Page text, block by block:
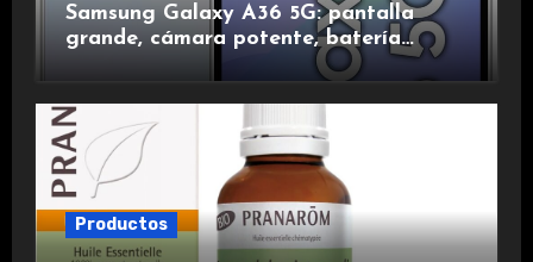
Samsung Galaxy A36 5G: pantalla
grande, cámara potente, batería
duradera y carga rápida para una
experiencia premium.
Productos